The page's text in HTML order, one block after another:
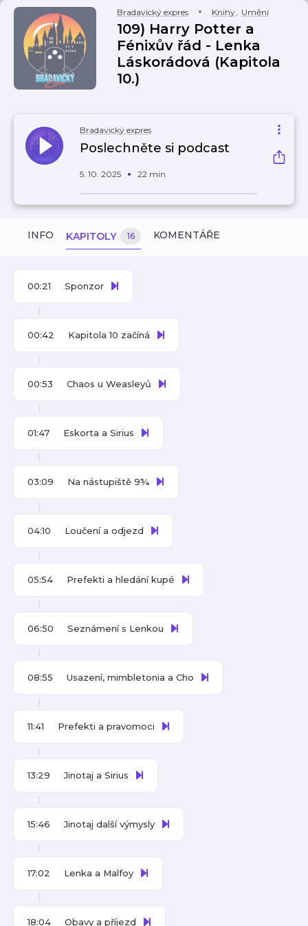
Bradavický expres Knihy, Umění
109) Harry Potter a
Fénixův řád - Lenka
Láskorádová (Kapitola
10.)
Bradavický expres
Poslechněte si podcast
5. 10. 2025 22 min
INFO KAPITOLY 16 KOMENTÁŘE
00:21 Sponzor
00:42 Kapitola 10 začíná
00:53 Chaos u Weasleyů
01:47 Eskorta a Sirius
03:09 Na nástupiště 9¾
04:10 Loučení a odjezd
05:54 Prefekti a hledání kupé
06:50 Seznámení s Lenkou
08:55 Usazení, mimbletonia a Cho
11:41 Prefekti a pravomoci
13:29 Jinotaj a Sirius
15:46 Jinotaj další výmysly
17:02 Lenka a Malfoy
18:04 Obavy a příjezd